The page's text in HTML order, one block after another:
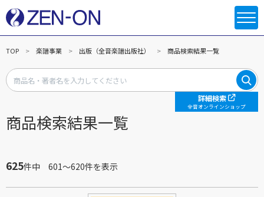
TOP 楽譜事業 出版（全音楽譜出版社） 商品検索結果一覧
商品検索結果一覧
詳細検索
全音オンラインショップ
625件中 601～620件を表示